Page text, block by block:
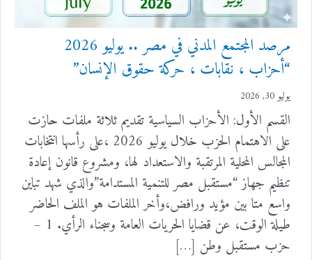
مرصد المجتمع المدني في مصر .. يوليو 2026
“أحزاب ، نقابات ، حركة حقوق الإنسان”
يوليو 30, 2026
القسم الأول: الأحزاب السياسية تقديم ثلاثة ملفات حازت
على الاهتمام الحزب خلال يوليو 2026 ،على رأسها انتخابات
المجالس المحلية المرتقبة والاستعداد لها، ومشروع قانون إعادة
تنظيم جهاز “مستقبل مصر للتنمية المستدامة”والذي شهد تباين
واسع متا بين مؤيد ورافض،وأخر الملفات هو الملف الحاضر
طيلة الوقت، عن قضايا الحريات العامة وسجناء الرأي. 1 –
حزب مستقبل وطن […]